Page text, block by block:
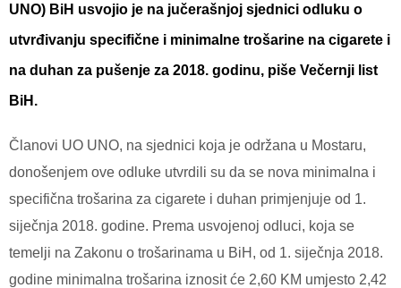
UNO) BiH usvojio je na jučerašnjoj sjednici odluku o
utvrđivanju specifične i minimalne trošarine na cigarete i
na duhan za pušenje za 2018. godinu, piše Večernji list
BiH.
Članovi UO UNO, na sjednici koja je održana u Mostaru,
donošenjem ove odluke utvrdili su da se nova minimalna i
specifična trošarina za cigarete i duhan primjenjuje od 1.
siječnja 2018. godine. Prema usvojenoj odluci, koja se
temelji na Zakonu o trošarinama u BiH, od 1. siječnja 2018.
godine minimalna trošarina iznosit će 2,60 KM umjesto 2,42